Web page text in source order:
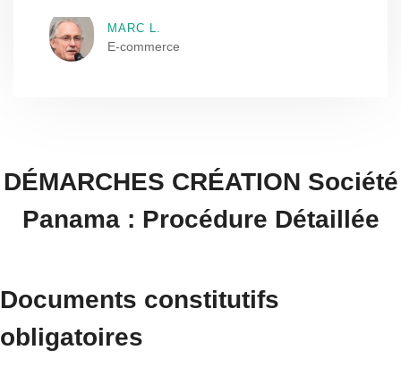
MARC L.
E-commerce
DÉMARCHES CRÉATION Société
Panama : Procédure Détaillée
Documents constitutifs
obligatoires